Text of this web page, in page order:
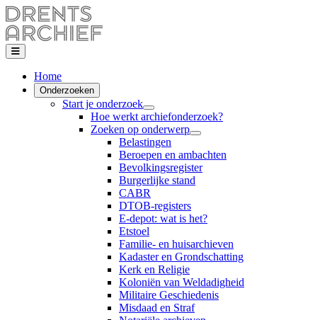
Home
Onderzoeken
Start je onderzoek
Hoe werkt archiefonderzoek?
Zoeken op onderwerp
Belastingen
Beroepen en ambachten
Bevolkingsregister
Burgerlijke stand
CABR
DTOB-registers
E-depot: wat is het?
Etstoel
Familie- en huisarchieven
Kadaster en Grondschatting
Kerk en Religie
Koloniën van Weldadigheid
Militaire Geschiedenis
Misdaad en Straf